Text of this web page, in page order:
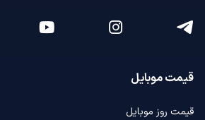
قیمت موبایل
قیمت روز موبایل